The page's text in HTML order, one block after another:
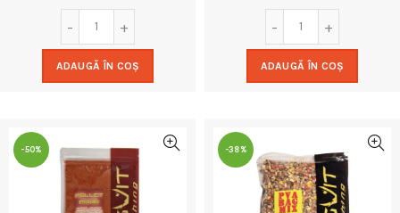
inițial
a
fost:
ADAUGĂ ÎN COȘ
inițial
a
fost:
ADAUGĂ ÎN COȘ
-50% -38%